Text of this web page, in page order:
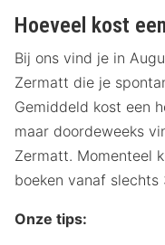
Hoeveel kost
Bij ons vind je in
Zermatt die je
Gemiddeld kost een
maar doordeweeks
Zermatt. Momenteel
boeken vanaf slechts
Onze tips: